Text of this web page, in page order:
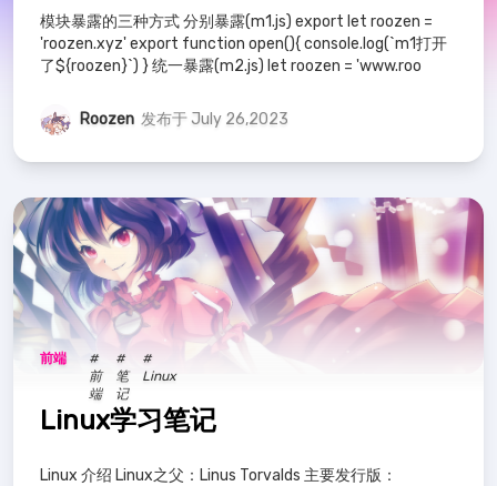
模块暴露的三种方式 分别暴露(m1.js) export let roozen =
'roozen.xyz' export function open(){ console.log(`m1打开
了${roozen}`) } 统一暴露(m2.js) let roozen = 'www.roo
Roozen 发布于 July 26,2023
前端
#
前
端
#
笔
记
#
Linux
Linux学习笔记
Linux 介绍 Linux之父：Linus Torvalds 主要发行版：